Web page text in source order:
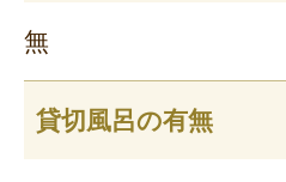
無
貸切風呂の有無